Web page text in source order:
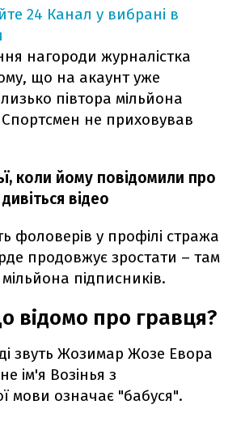
24 Канал у вибрані в
нагороди журналістка
що на акаунт уже
півтора мільйона
Спортсмен не приховував
коли йому повідомили про
відео
фоловерів у профілі стража
продовжує зростати – там
підписників.
відомо про гравця?
звуть Жозимар Жозе Евора
ім'я Возінья з
мови означає "бабуся".